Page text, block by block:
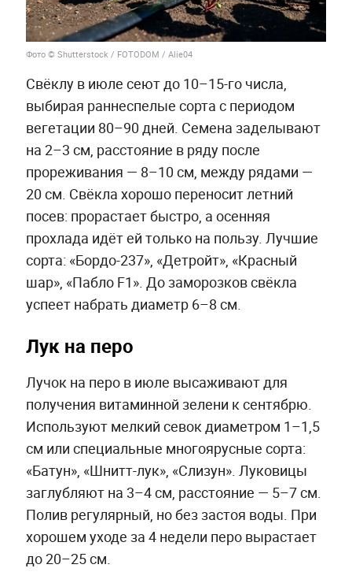
Фото © Shutterstock / FOTODOM / Alie04
Свёклу в июле сеют до 10–15-го числа,
выбирая раннеспелые сорта с периодом
вегетации 80–90 дней. Семена заделывают
на 2–3 см, расстояние в ряду после
прореживания — 8–10 см, между рядами —
20 см. Свёкла хорошо переносит летний
посев: прорастает быстро, а осенняя
прохлада идёт ей только на пользу. Лучшие
сорта: «Бордо-237», «Детройт», «Красный
шар», «Пабло F1». До заморозков свёкла
успеет набрать диаметр 6–8 см.
Лук на перо
Лучок на перо в июле высаживают для
получения витаминной зелени к сентябрю.
Используют мелкий севок диаметром 1–1,5
см или специальные многоярусные сорта:
«Батун», «Шнитт-лук», «Слизун». Луковицы
заглубляют на 3–4 см, расстояние — 5–7 см.
Полив регулярный, но без застоя воды. При
хорошем уходе за 4 недели перо вырастает
до 20–25 см.